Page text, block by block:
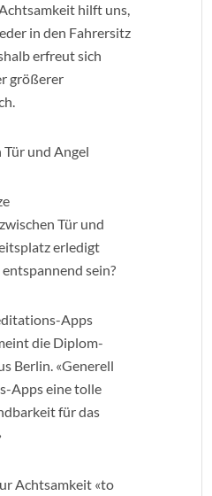
hilft uns,
in den Fahrersitz
erfreut sich
größerer
und Angel
Tür und
erledigt
sein?
Apps
die Diplom-
Berlin. «Generell
Apps eine tolle
für das
Achtsamkeit «to